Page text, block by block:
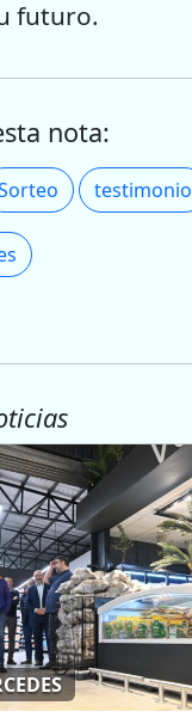
futuro.
nota:
testimonio